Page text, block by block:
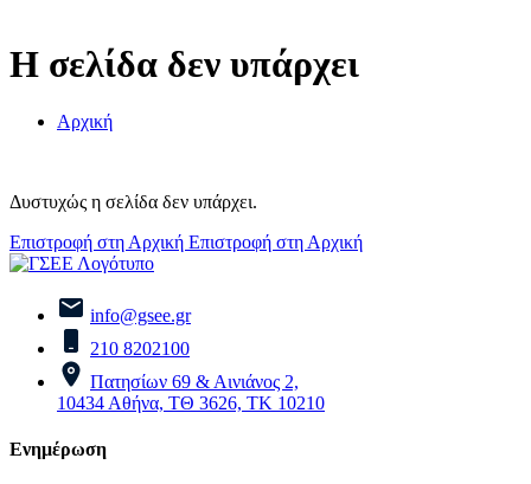
Η σελίδα δεν υπάρχει
Αρχική
Δυστυχώς η σελίδα δεν υπάρχει.
Επιστροφή στη Αρχική Επιστροφή στη Αρχική
info@gsee.gr
210 8202100
Πατησίων 69 & Αινιάνος 2,
10434 Αθήνα, ΤΘ 3626, ΤΚ 10210
Ενημέρωση